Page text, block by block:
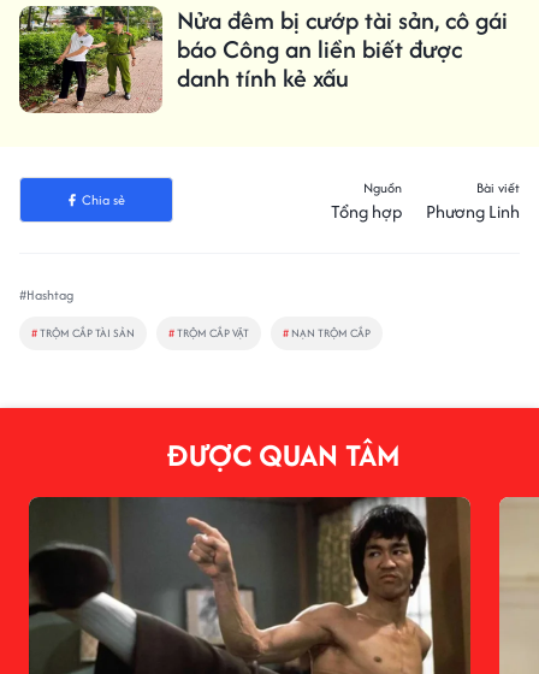
Nửa đêm bị cướp tài sản, cô gái
báo Công an liền biết được
danh tính kẻ xấu
Chia sẻ
Nguồn
Tổng hợp
Bài viết
Phương Linh
#Hashtag
#TRỘM CẮP TÀI SẢN #TRỘM CẮP VẶT # NẠN TRỘM CẮP
ĐƯỢC QUAN TÂM